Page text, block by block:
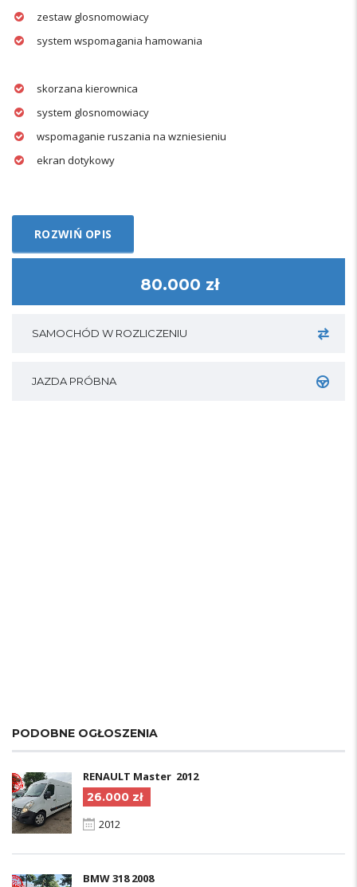
zestaw glosnomowiacy
system wspomagania hamowania
skorzana kierownica
system glosnomowiacy
wspomaganie ruszania na wzniesieniu
ekran dotykowy
ROZWIŃ OPIS
80.000 zł
SAMOCHÓD W ROZLICZENIU
JAZDA PRÓBNA
PODOBNE OGŁOSZENIA
RENAULT Master 2012
26.000 zł
2012
BMW 318 2008